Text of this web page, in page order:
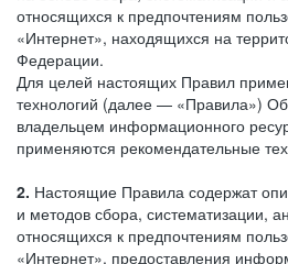
относящихся к предпочтениям
«Интернет», находящихся на
Федерации.
Для целей настоящих Правил
технологий (далее — «Правила»)
владельцем информационного
применяются рекомендательные
2. Настоящие Правила содержат
и методов сбора, систематизации,
относящихся к предпочтениям
«Интернет», предоставления